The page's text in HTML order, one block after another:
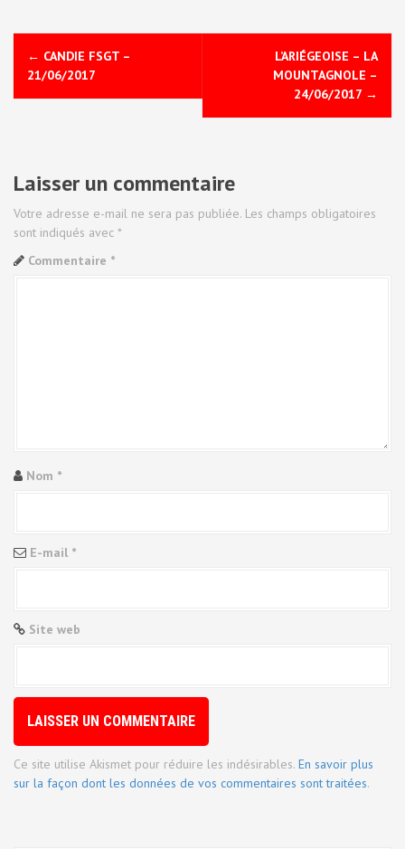
N
a
g
a
t
l
a
t
c
e
← CANDIE FSGT –
21/06/2017
L’ARIÉGEOISE – LA
MOUNTAGNOLE –
24/06/2017 →
Laisser un commentaire
Votre adresse e-mail ne sera pas publiée. Les champs obligatoires
sont indiqués avec *
Commentaire *
Nom *
E-mail *
Site web
Ce site utilise Akismet pour réduire les indésirables. En savoir plus
sur la façon dont les données de vos commentaires sont traitées.